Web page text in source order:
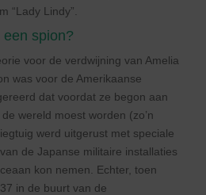
“Lady Lindy”.
spion?
voor de verdwijning van Amelia
was voor de Amerikaanse
dat voordat ze begon aan
wereld moest worden (zo’n
werd uitgerust met speciale
de Japanse militaire installaties
kon nemen. Echter, toen
in de buurt van de